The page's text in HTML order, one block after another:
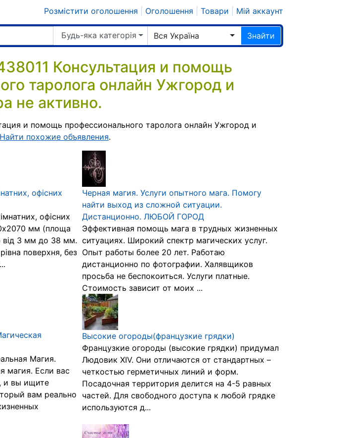
Розмістити оголошення Оголошення Товари Мій аккаунт
Будь-яка категорія Вся Україна Знайти
Консультация и помощь
таролога онлайн Ужгород и
не активно.
и помощь профессионального таролога онлайн Ужгород и
Найти похожие объявления.
офісних
офісних
мм (площа
3 мм до 38 мм.
поверхня, без
Черная магия. Услуги опытного мага. Помогу
найти выход из сложной ситуации.
Дистанционно. ЛЮБОЙ ГОРОД
Эффективная помощь мага в трудных жизненных
ситуациях. Широкий спектр магических услуг.
Опыт работы более 20 лет. Работаю
дистанционно по фотографии. Халявщиков
просьба не беспокоиться. Услуги платные.
Стоимость зависит от моих ...
Магия.
магия. Если вас
и вы ищите
вам реально
Высокие огороды(французкие грядки)
Французкие огороды (высокие грядки) придумал
Людовик XIV. Они отличаются от стандартных –
четкостью герметичных линий и форм.
Посадочная территория делится на 4-5 равных
частей. Для свободного доступа к любой грядке
используются д...